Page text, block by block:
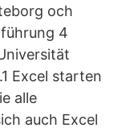
och
4
Excel starten
alle
auch Excel